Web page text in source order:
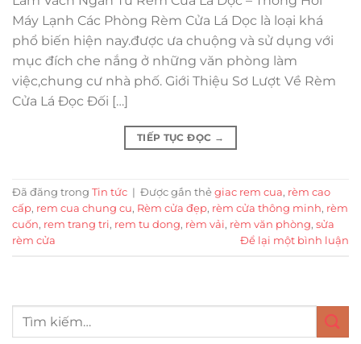
Máy Lạnh Các Phòng Rèm Cửa Lá Dọc là loại khá
phổ biến hiện nay.được ưa chuộng và sử dụng với
mục đích che nắng ở những văn phòng làm
việc,chung cư nhà phố. Giới Thiệu Sơ Lượt Về Rèm
Cửa Lá Đọc Đối […]
TIẾP TỤC ĐỌC →
Đã đăng trong Tin tức | Được gắn thẻ giac rem cua, rèm cao
cấp, rem cua chung cu, Rèm cửa đẹp, rèm cửa thông minh, rèm
cuốn, rem trang tri, rem tu dong, rèm vải, rèm văn phòng, sửa
rèm cửa
Để lại một bình luận